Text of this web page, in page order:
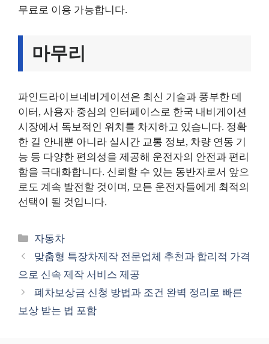
무료로 이용 가능합니다.
마무리
파인드라이브네비게이션은 최신 기술과 풍부한 데
이터, 사용자 중심의 인터페이스로 한국 내비게이션
시장에서 독보적인 위치를 차지하고 있습니다. 정확
한 길 안내뿐 아니라 실시간 교통 정보, 차량 연동 기
능 등 다양한 편의성을 제공해 운전자의 안전과 편리
함을 극대화합니다. 신뢰할 수 있는 동반자로서 앞으
로도 계속 발전할 것이며, 모든 운전자들에게 최적의
선택이 될 것입니다.
카
테
리
자동차
맞춤형 특장차제작 전문업체 추천과 합리적 가격
으로 신속 제작 서비스 제공
폐차보상금 신청 방법과 조건 완벽 정리로 빠른
보상 받는 법 포함